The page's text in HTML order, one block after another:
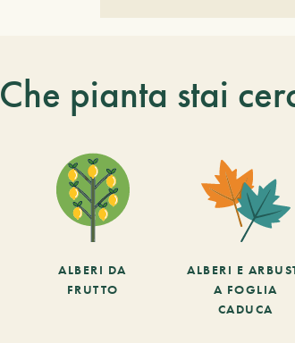
Che pianta stai
ALBERI DA
FRUTTO
ALBERI E
A FOGLIA
CADUCA